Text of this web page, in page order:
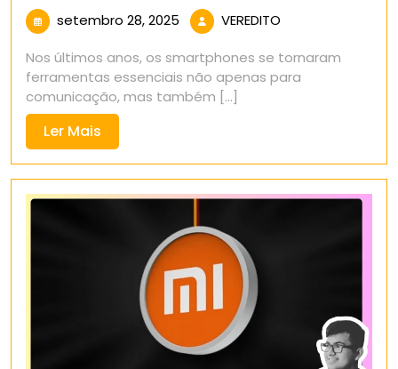
setembro 28, 2025 setembro
28,
2025
VEREDITO
Nos últimos anos, os smartphones se tornaram
ferramentas essenciais não apenas para
comunicação, mas também [...]
Ler Mais
Mais